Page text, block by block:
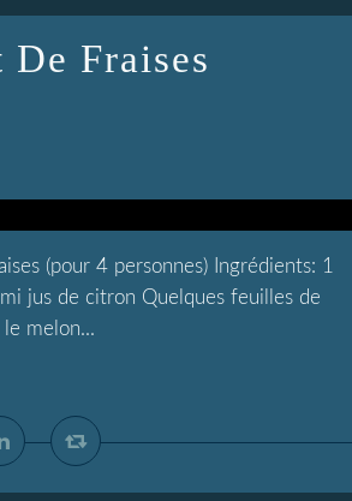
Fraises
(pour 4 personnes) Ingrédients: 1
jus de citron Quelques feuilles de
melon...